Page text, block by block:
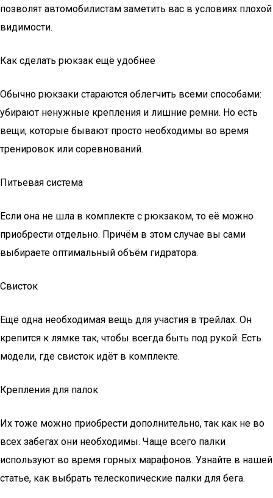
позволят автомобилистам заметить вас в условиях плохой
видимости.
Как сделать рюкзак ещё удобнее
Обычно рюкзаки стараются облегчить всеми способами:
убирают ненужные крепления и лишние ремни. Но есть
вещи, которые бывают просто необходимы во время
тренировок или соревнований.
Питьевая система
Если она не шла в комплекте с рюкзаком, то её можно
приобрести отдельно. Причём в этом случае вы сами
выбираете оптимальный объём гидратора.
Свисток
Ещё одна необходимая вещь для участия в трейлах. Он
крепится к лямке так, чтобы всегда быть под рукой. Есть
модели, где свисток идёт в комплекте.
Крепления для палок
Их тоже можно приобрести дополнительно, так как не во
всех забегах они необходимы. Чаще всего палки
используют во время горных марафонов. Узнайте в нашей
статье, как выбрать телескопические палки для бега.